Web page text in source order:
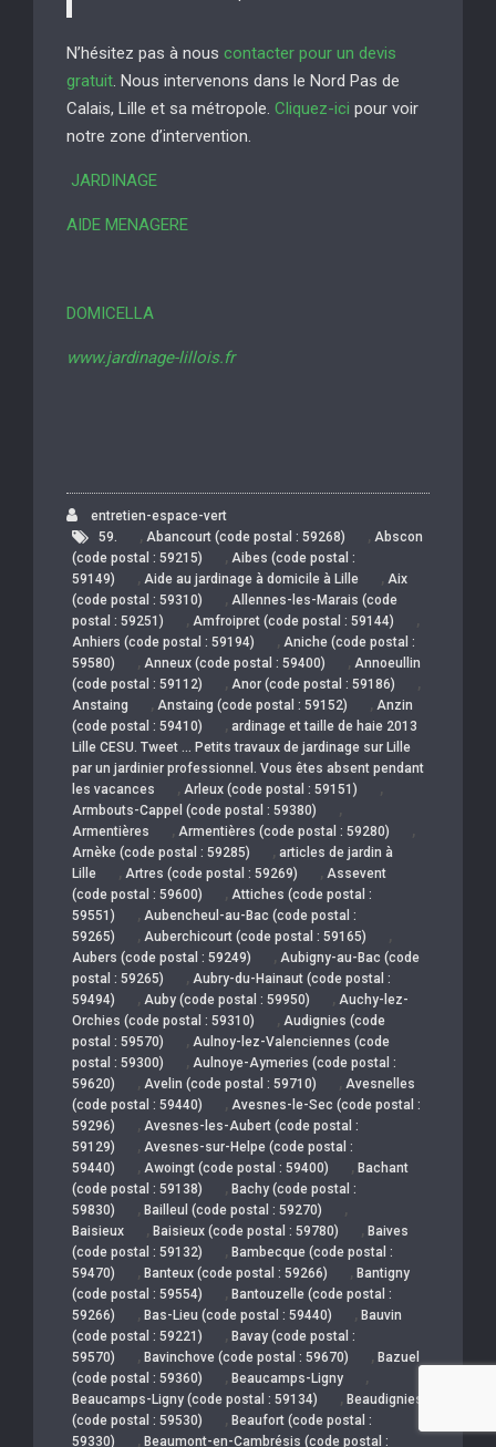
N’hésitez pas à nous contacter pour un devis
gratuit. Nous intervenons dans le Nord Pas de
Calais, Lille et sa métropole. Cliquez-ici pour voir
notre zone d’intervention.
JARDINAGE
AIDE MENAGERE
DOMICELLA
www.jardinage-lillois.fr
entretien-espace-vert
59.
, Abancourt (code postal : 59268) , Abscon
(code postal : 59215)
, Aibes (code postal :
59149)
, Aide au jardinage à domicile à Lille , Aix
(code postal : 59310)
, Allennes-les-Marais (code
postal : 59251)
, Amfroipret (code postal : 59144) ,
Anhiers (code postal : 59194) , Aniche (code postal :
59580)
, Anneux (code postal : 59400) , Annoeullin
(code postal : 59112)
, Anor (code postal : 59186) ,
Anstaing , Anstaing (code postal : 59152) , Anzin
(code postal : 59410)
, ardinage et taille de haie 2013
Lille CESU. Tweet … Petits travaux de jardinage sur Lille
par un jardinier professionnel. Vous êtes absent pendant
les vacances
, Arleux (code postal : 59151) ,
Armbouts-Cappel (code postal : 59380) ,
Armentières , Armentières (code postal : 59280) ,
Arnèke (code postal : 59285) , articles de jardin à
Lille
, Artres (code postal : 59269) , Assevent
(code postal : 59600)
, Attiches (code postal :
59551)
, Aubencheul-au-Bac (code postal :
59265)
, Auberchicourt (code postal : 59165) ,
Aubers (code postal : 59249) , Aubigny-au-Bac (code
postal : 59265)
, Aubry-du-Hainaut (code postal :
59494)
, Auby (code postal : 59950) , Auchy-lez-
Orchies (code postal : 59310)
, Audignies (code
postal : 59570)
, Aulnoy-lez-Valenciennes (code
postal : 59300)
, Aulnoye-Aymeries (code postal :
59620)
, Avelin (code postal : 59710) , Avesnelles
(code postal : 59440)
, Avesnes-le-Sec (code postal :
59296)
, Avesnes-les-Aubert (code postal :
59129)
, Avesnes-sur-Helpe (code postal :
59440)
, Awoingt (code postal : 59400) , Bachant
(code postal : 59138)
, Bachy (code postal :
59830)
, Bailleul (code postal : 59270) ,
Baisieux , Baisieux (code postal : 59780) , Baives
(code postal : 59132)
, Bambecque (code postal :
59470)
, Banteux (code postal : 59266) , Bantigny
(code postal : 59554)
, Bantouzelle (code postal :
59266)
, Bas-Lieu (code postal : 59440) , Bauvin
(code postal : 59221)
, Bavay (code postal :
59570)
, Bavinchove (code postal : 59670) , Bazuel
(code postal : 59360)
, Beaucamps-Ligny ,
Beaucamps-Ligny (code postal : 59134) , Beaudignies
(code postal : 59530)
, Beaufort (code postal :
59330)
, Beaumont-en-Cambrésis (code postal :